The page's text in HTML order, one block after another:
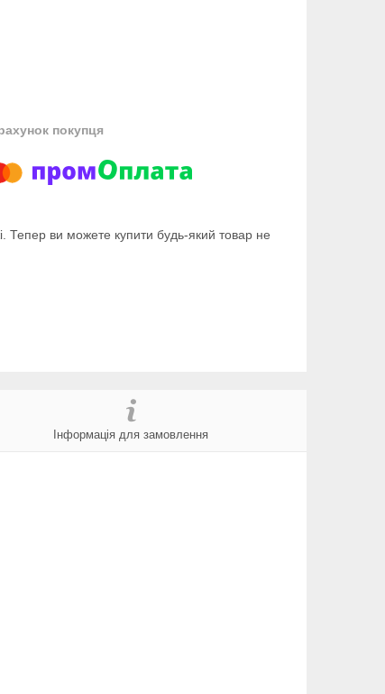
покупця
Тепер ви можете купити будь-який товар не
Інформація для замовлення